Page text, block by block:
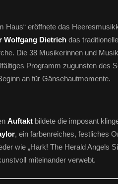
Haus“ eröffnete das
Wolfgang Dietrich das
Die 38 Musikerinnen und
Programm zugunsten des
an für Gänsehautmomente.
Auftakt bildete die imposant
, ein farbenreiches, festliches
wie „Hark! The Herald Angels
miteinander verwebt.